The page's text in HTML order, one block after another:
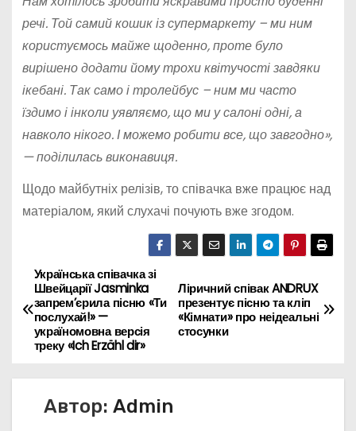
речі. Той самий кошик із супермаркету – ми ним
користуємось майже щоденно, проте було
вирішено додати йому трохи квітучості завдяки
ікебані. Так само і тролейбус – ним ми часто
їздимо і інколи уявляємо, що ми у салоні одні, а
навколо нікого. І можемо робити все, що завгодно»,
— поділилась виконавиця.
Щодо майбутніх релізів, то співачка вже працює над
матеріалом, який слухачі почують вже згодом.
Н
а
в
и
Ліричний співак ANDRUX
презентує пісню та кліп
«Кімнати» про неідеальні
стосунки
Українська співачка зі
Швейцарії Jasminka
запрем’єрила пісню «Ти
послухай!» —
україномовна версія
треку «Ich Erzähl dir»
Автор: Admin